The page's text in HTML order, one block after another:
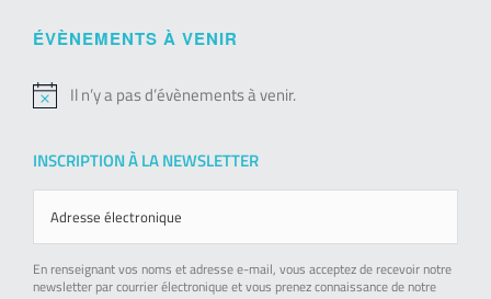
ÉVÈNEMENTS À VENIR
Notice
Il n’y a pas d’évènements à venir.
INSCRIPTION À LA NEWSLETTER
En renseignant vos noms et adresse e-mail, vous acceptez de recevoir notre
newsletter par courrier électronique et vous prenez connaissance de notre